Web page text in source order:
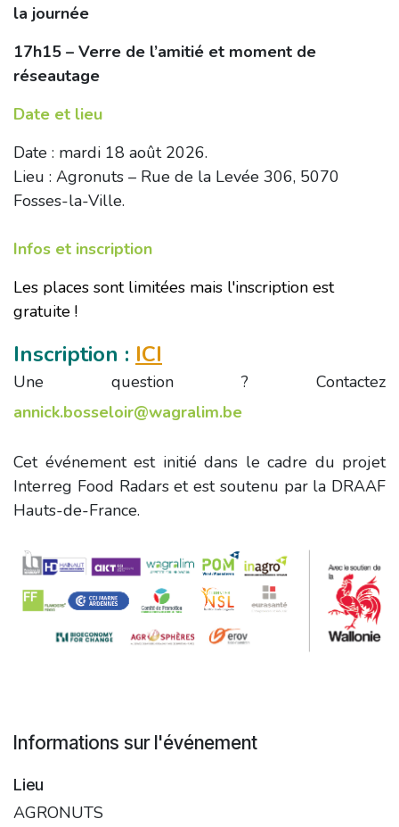
la journée
17h15 – Verre de l’amitié et moment de
réseautage
Date et lieu
Date : mardi 18 août 2026.
Lieu : Agronuts – Rue de la Levée 306, 5070
Fosses-la-Ville.
Infos et inscription
Les places sont limitées mais l'inscription est
gratuite !
Inscription : ICI
Une question ? Contactez
annick.bosseloir@wagralim.be
Cet événement est initié dans le cadre du projet
Interreg Food Radars et est soutenu par la DRAAF
Hauts-de-France.
Informations sur l'événement
Lieu
AGRONUTS